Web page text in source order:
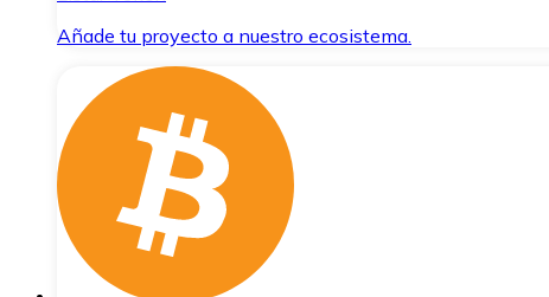
Añade tu proyecto a nuestro ecosistema.